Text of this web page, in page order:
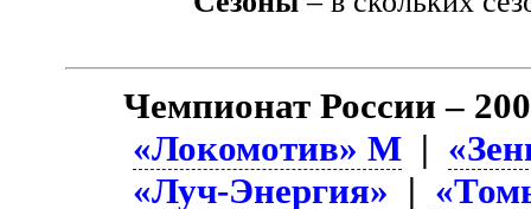
Чемпионат России –
«Локомотив» М |
«Луч-Энергия» |